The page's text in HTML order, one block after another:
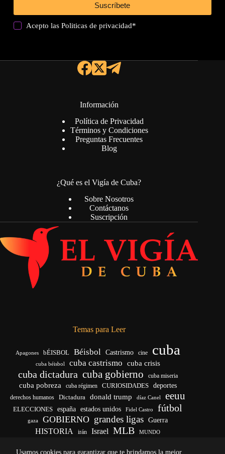
Usamos cookies para garantizar que te brindamos la mejor
Suscríbete
Acepto lasPoliticas de privacidad*
Información
Política de Privacidad
Términos y Condiciones
Preguntas Frecuentes
Blog
¿Qué es el Vigía de Cuba?
Sobre Nosotros
Contáctanos
Suscripción
Temas para Leer
Apagones bÉISBOL Béisbol Castrismo cine cuba
cuba béisbol cuba castrismo cuba crisis
cuba dictadura cuba gobierno cuba miseria
cuba pobreza cuba régimen CURIOSIDADES deportes
derechos humanos Dictadura donald trump díaz Canel eeuu
ELECCIONES españa estados unidos Fidel Castro fútbol
gaza GOBIERNO grandes ligas Guerra
HISTORIA irán Israel MLB MUNDO